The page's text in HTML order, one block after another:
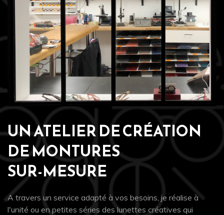
UN ATELIER DE CRÉATION
DE MONTURES
SUR-MESURE
A travers un service adapté à vos besoins, je réalise à
l'unité ou en petites séries des lunettes créatives qui